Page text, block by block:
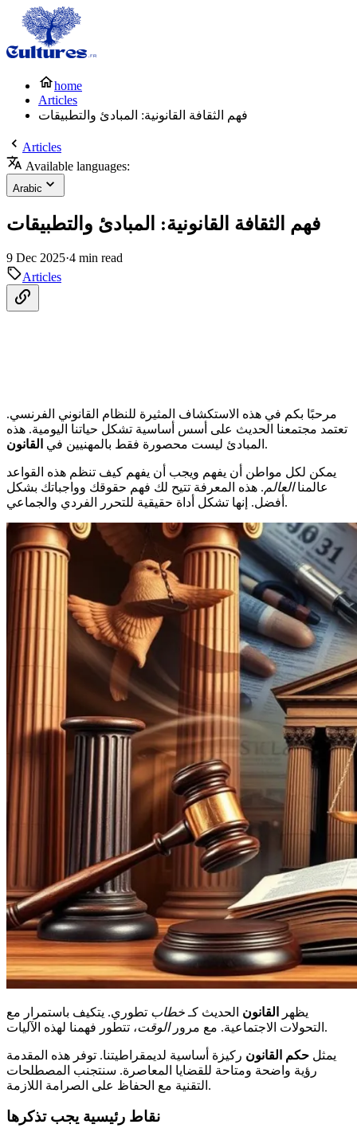
home
Articles
فهم الثقافة القانونية: المبادئ والتطبيقات
Articles
Available languages:
Arabic
فهم الثقافة القانونية: المبادئ والتطبيقات
9 Dec 2025·4 min read
Articles
مرحبًا بكم في هذه الاستكشاف المثيرة للنظام القانوني الفرنسي.
تعتمد مجتمعنا الحديث على أسس أساسية تشكل حياتنا اليومية. هذه
المبادئ ليست محصورة فقط بالمهنيين في القانون .
يمكن لكل مواطن أن يفهم ويجب أن يفهم كيف تنظم هذه القواعد
عالمناالعالم. هذه المعرفة تتيح لك فهم حقوقك وواجباتك بشكل
أفضل. إنها تشكل أداة حقيقية للتحرر الفردي والجماعي.
يظهر القانون الحديث كـ خطاب تطوري. يتكيف باستمرار مع
التحولات الاجتماعية. مع مرورالوقت ، تتطور فهمنا لهذه الآليات.
يمثل حكم القانون ركيزة أساسية لديمقراطيتنا. توفر هذه المقدمة
رؤية واضحة ومتاحة للقضايا المعاصرة. سنتجنب المصطلحات
التقنية مع الحفاظ على الصرامة اللازمة.
نقاط رئيسية يجب تذكرها